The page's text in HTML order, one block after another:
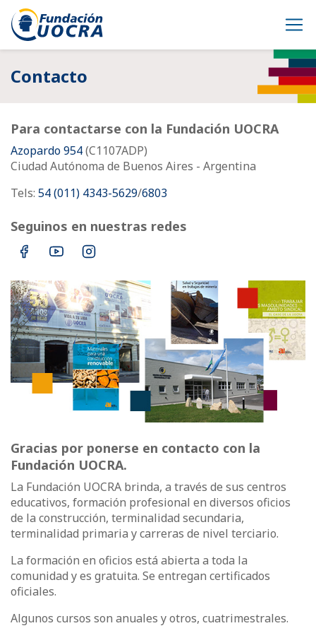
Contacto
Para contactarse con la Fundación UOCRA
Azopardo 954(C1107ADP)
Ciudad Autónoma de Buenos Aires - Argentina
Tels: 54 (011) 4343-5629/6803
Seguinos en nuestras redes
Gracias por ponerse en contacto con la
Fundación UOCRA.
La Fundación UOCRA brinda, a través de sus centros
educativos, formación profesional en diversos oficios
de la construcción, terminalidad secundaria,
terminalidad primaria y carreras de nivel terciario.
La formación en oficios está abierta a toda la
comunidad y es gratuita. Se entregan certificados
oficiales.
Algunos cursos son anuales y otros, cuatrimestrales.